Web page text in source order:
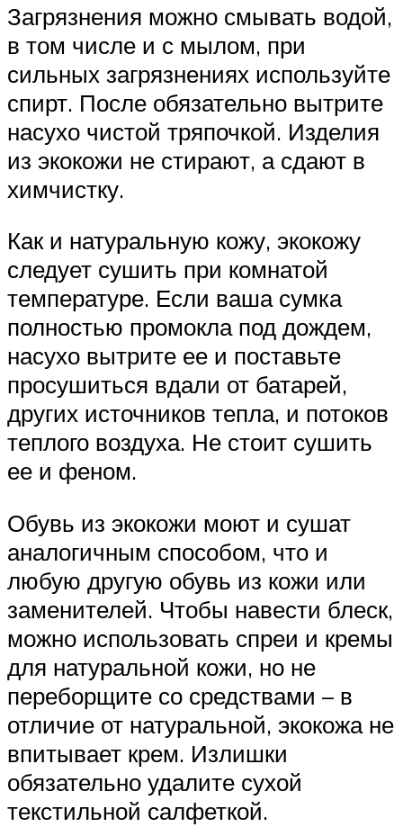
Загрязнения можно смывать водой,
в том числе и с мылом, при
сильных загрязнениях используйте
спирт. После обязательно вытрите
насухо чистой тряпочкой. Изделия
из экокожи не стирают, а сдают в
химчистку.
Как и натуральную кожу, экокожу
следует сушить при комнатой
температуре. Если ваша сумка
полностью промокла под дождем,
насухо вытрите ее и поставьте
просушиться вдали от батарей,
других источников тепла, и потоков
теплого воздуха. Не стоит сушить
ее и феном.
Обувь из экокожи моют и сушат
аналогичным способом, что и
любую другую обувь из кожи или
заменителей. Чтобы навести блеск,
можно использовать спреи и кремы
для натуральной кожи, но не
переборщите со средствами – в
отличие от натуральной, экокожа не
впитывает крем. Излишки
обязательно удалите сухой
текстильной салфеткой.